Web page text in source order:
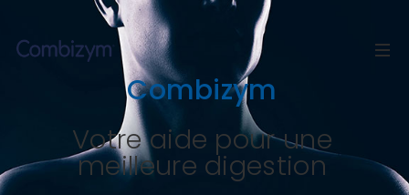
Combizym
Votre aide pour une
meilleure digestion